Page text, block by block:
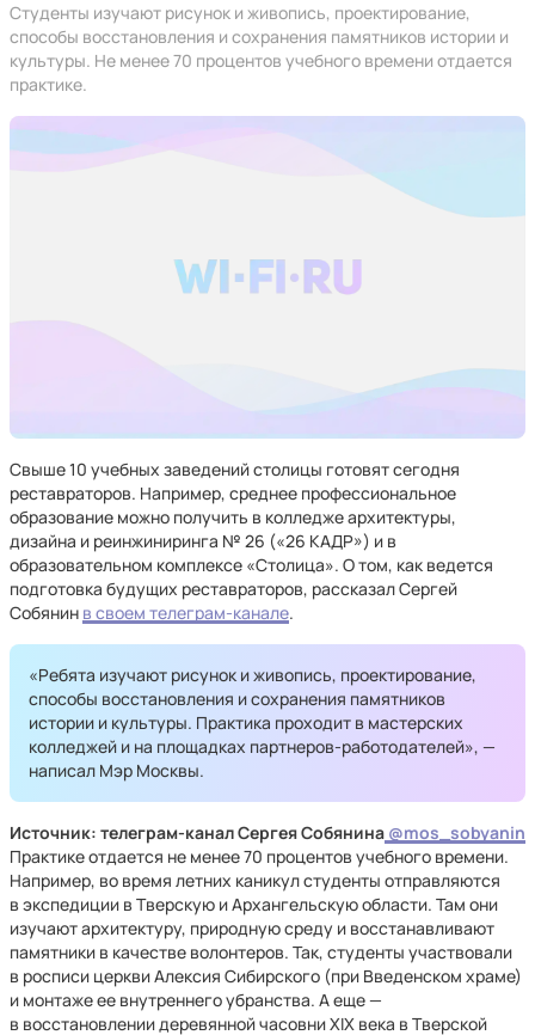
Студенты изучают рисунок и живопись, проектирование,
способы восстановления и сохранения памятников истории и
культуры. Не менее 70 процентов учебного времени отдается
практике.
Свыше 10 учебных заведений столицы готовят сегодня
реставраторов. Например, среднее профессиональное
образование можно получить в колледже архитектуры,
дизайна и реинжиниринга № 26 («26 КАДР») и в
образовательном комплексе «Столица». О том, как ведется
подготовка будущих реставраторов, рассказал Сергей
Собянин в своем телеграм-канале.
«Ребята изучают рисунок и живопись, проектирование,
способы восстановления и сохранения памятников
истории и культуры. Практика проходит в мастерских
колледжей и на площадках партнеров-работодателей», —
написал Мэр Москвы.
Источник: телеграм-канал Сергея Собянина @mos_sobyanin
Практике отдается не менее 70 процентов учебного времени.
Например, во время летних каникул студенты отправляются
в экспедиции в Тверскую и Архангельскую области. Там они
изучают архитектуру, природную среду и восстанавливают
памятники в качестве волонтеров. Так, студенты участвовали
в росписи церкви Алексия Сибирского (при Введенском храме)
и монтаже ее внутреннего убранства. А еще —
в восстановлении деревянной часовни XIX века в Тверской